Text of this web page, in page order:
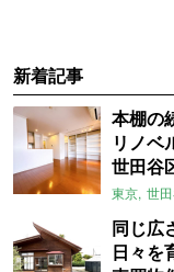
新着記事
本棚の
リノベ
世田谷
東京 世
同じ広
日々を